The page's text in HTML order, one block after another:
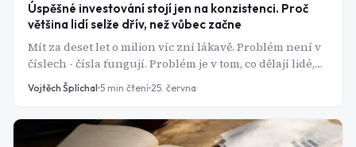
Úspěšné investování stojí jen na konzistenci. Proč
většina lidí selže dřív, než vůbec začne
Mít za deset let o milion víc zní lákavě. Problém není v
číslech - čísla fungují. Problém je v tom, co dělají lidé,
když trhy nerostou podle plánu.
Vojtěch Šplíchal 5 min čtení 25. června